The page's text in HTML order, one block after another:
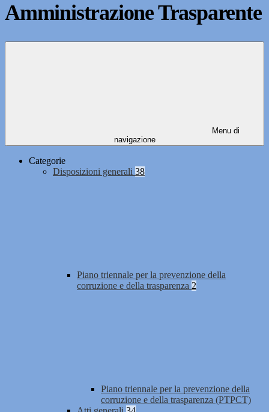
Amministrazione Trasparente
Menu di
navigazione
Categorie
Disposizioni generali 38
Piano triennale per la prevenzione della
corruzione e della trasparenza 2
Piano triennale per la prevenzione della
corruzione e della trasparenza (PTPCT)